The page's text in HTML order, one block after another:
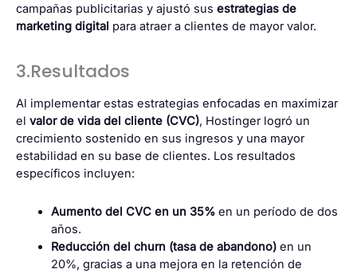
campañas publicitarias y ajustó sus estrategias de
marketing digital para atraer a clientes de mayor valor.
3.Resultados
Al implementar estas estrategias enfocadas en maximizar
el valor de vida del cliente (CVC), Hostinger logró un
crecimiento sostenido en sus ingresos y una mayor
estabilidad en su base de clientes. Los resultados
específicos incluyen:
Aumento del CVC en un 35%en un período de dos
años.
Reducción del churn (tasa de abandono)en un
20%, gracias a una mejora en la retención de